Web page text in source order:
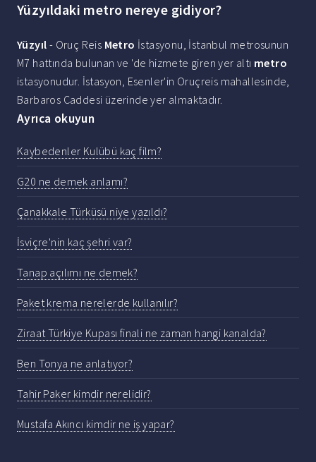
Yüzyıldaki metro nereye gidiyor?
Yüzyıl - Oruç Reis Metro İstasyonu, İstanbul metrosunun
M7 hattında bulunan ve 'de hizmete giren yer altı metro
istasyonudur. İstasyon, Esenler'in Oruçreis mahallesinde,
Barbaros Caddesi üzerinde yer almaktadır.
Ayrıca okuyun
Kaybedenler Kulübü kaç film?
G20 ne demek anlamı?
Çanakkale Türküsü niye yazıldı?
İsviçre'nin kaç şehri var?
Tanap açılımı ne demek?
Paket krema nerelerde kullanılır?
Ziraat Türkiye Kupası finali ne zaman hangi kanalda?
Ben Tonya ne anlatıyor?
Tahir Paker kimdir nerelidir?
Mustafa Akıncı kimdir ne iş yapar?